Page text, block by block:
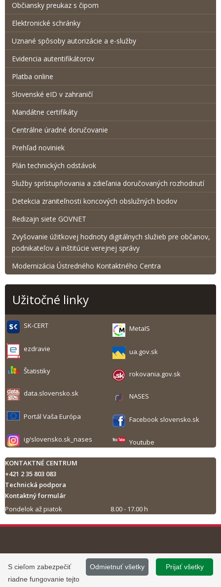
Občiansky preukaz s čipom
Elektronické schránky
Uznané spôsoby autorizácie a e-služby
Evidencia autentifikátorov
Platba online
Slovenské eID v zahraničí
Mandátne certifikáty
Centrálne úradné doručovanie
Prehľad noviniek
Plán technických odstávok
Služby sprístupňovania a zdieľania doručovaných rozhodnutí
Detekcia zraniteľnosti koncových obslužných bodov
Redizajn siete GOVNET
Zvyšovanie úžitkovej hodnoty digitálnych služieb pre občanov,
podnikateľov a inštitúcie verejnej správy
Modernizácia Ústredného Kontaktného Centra
Užitočné linky
SK-CERT MetaIS
ezdravie ua.gov.sk
Štatistiky rokovania.gov.sk
data.slovensko.sk NASES
Portál Vaša Európa Facebook slovensko.sk
ig/slovensko.sk_nases Youtube
KONTAKTNÉ CENTRUM
+421 2 35 803 083
Technická podpora
Kontaktný formulár
Pondelok až piatok
8.00 - 17.00 h
Tlač obsahu
©2013 - 2026, Slovensko.sk
Informácie zverejnené na portáli
Prevádzku stránky
www.slovensko.sk a správu jej
Prijať všetky
Odmietnuť všetky
S cieľom zabezpečiť
riadne fungovanie tejto